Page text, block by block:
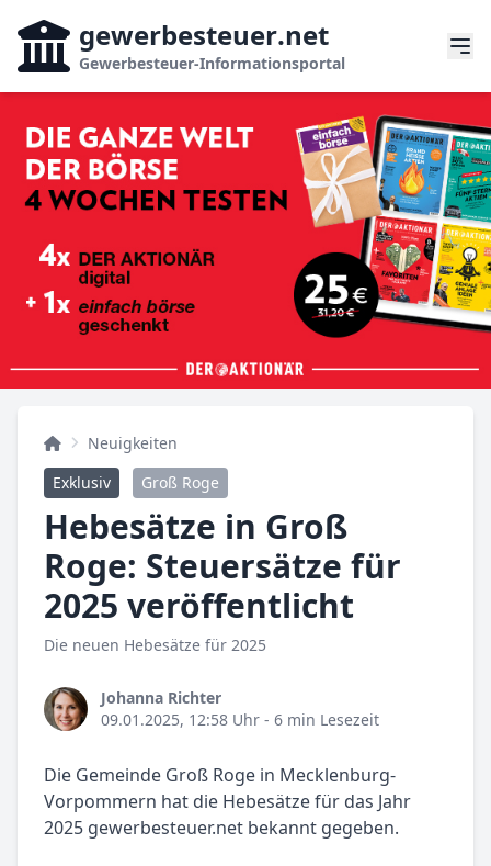
gewerbesteuer.net
Gewerbesteuer-Informationsportal
Neuigkeiten
Exklusiv
Groß Roge
Hebesätze in Groß
Roge: Steuersätze für
2025 veröffentlicht
Die neuen Hebesätze für 2025
Johanna Richter
09.01.2025, 12:58 Uhr - 6 min Lesezeit
Die Gemeinde Groß Roge in Mecklenburg-
Vorpommern hat die Hebesätze für das Jahr
2025 gewerbesteuer.net bekannt gegeben.